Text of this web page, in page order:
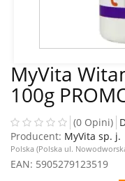
MyVita
100g
(0 Opini)
Producent: MyVita sp. j.
Polska (Polska ul.
EAN: 5905279123519